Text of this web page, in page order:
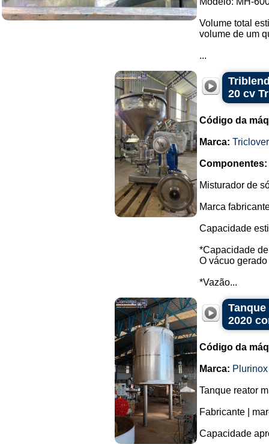
Volume total
volume de um
...
20 cv
Código da
Marca: Triclover
Componentes:
Misturador de
Marca
Capacidade
*Capacidade
O vácuo
*Vazão...
2020
Código da
Marca: Plurinox
Tanque reator
Fabricante |
Capacidade